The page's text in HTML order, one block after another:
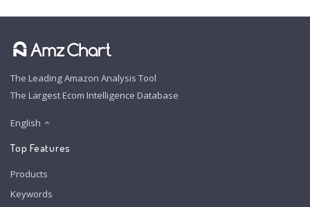
The Leading Amazon Analysis Tool
The Largest Ecom Intelligence Database
English
Top Features
Products
Keywords